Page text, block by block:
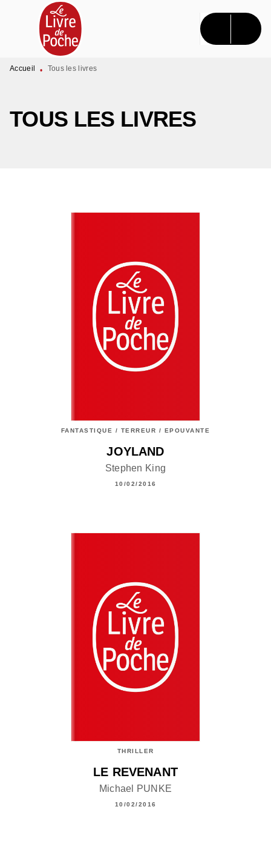
MENU RECHERCHE CONTENU
PIED DE PAGE
Accueil • Tous les livres
TOUS LES LIVRES
FANTASTIQUE / TERREUR / EPOUVANTE
JOYLAND
Stephen King
10/02/2016
THRILLER
LE REVENANT
Michael PUNKE
10/02/2016